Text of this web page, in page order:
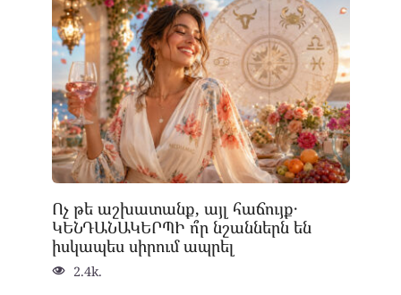
Ոչ թե աշխատանք, այլ հաճույք․
ԿԵՆԴԱՆԱԿԵՐՊԻ ո՞ր նշաններն են
իսկապես սիրում ապրել
2.4k.